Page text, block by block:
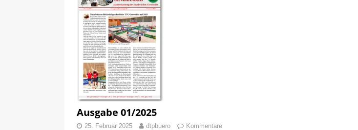
Ausgabe 01/2025
25. Februar 2025 dtpbuero Kommentare